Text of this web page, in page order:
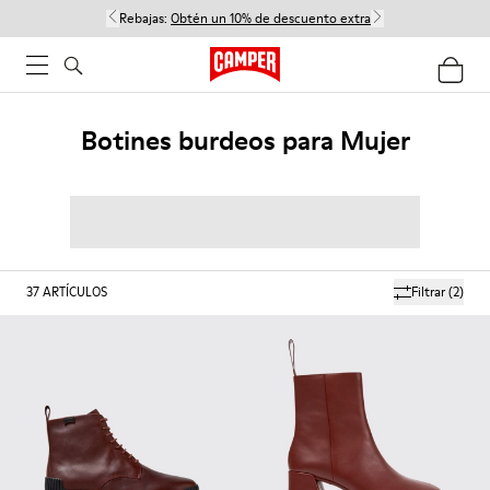
Rebajas: Obtén un 10% de descuento extra
Botines burdeos para Mujer
Filtrar(2)
37ARTÍCULOS